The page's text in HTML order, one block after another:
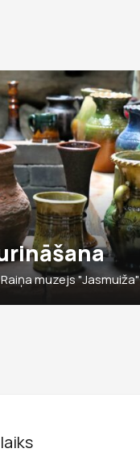
Raiņa muzejs "Jasmuiža"